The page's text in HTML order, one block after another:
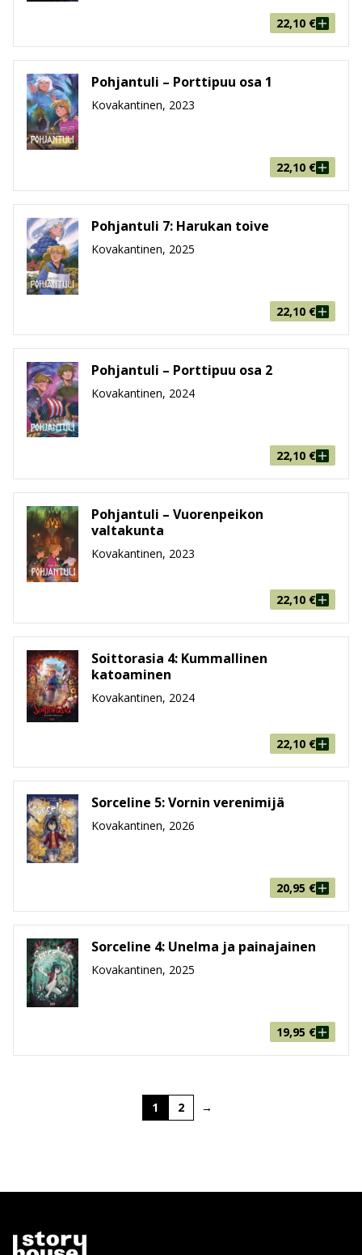
22,10 €
Pohjantuli – Porttipuu osa 1
Kovakantinen, 2023
22,10 €
Pohjantuli 7: Harukan toive
Kovakantinen, 2025
22,10 €
Pohjantuli – Porttipuu osa 2
Kovakantinen, 2024
22,10 €
Pohjantuli – Vuorenpeikon
valtakunta
Kovakantinen, 2023
22,10 €
Soittorasia 4: Kummallinen
katoaminen
Kovakantinen, 2024
22,10 €
Sorceline 5: Vornin verenimijä
Kovakantinen, 2026
20,95 €
Sorceline 4: Unelma ja painajainen
Kovakantinen, 2025
19,95 €
1 2 →